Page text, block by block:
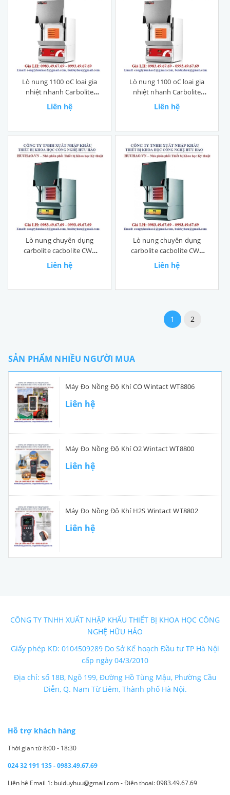
Lò nung 1100 oC loại gia
nhiệt nhanh Carbolite
RWF11/23
Liên hệ
Lò nung 1100 oC loại gia
nhiệt nhanh Carbolite
RWF 11/13
Liên hệ
Lò nung chuyên dụng
carbolite cacbolite CWF
Loại 1300 độ
Liên hệ
Lò nung chuyên dụng
carbolite cacbolite CWF
Loại 1200 độ
Liên hệ
1 2
SẢN PHẨM NHIỀU NGƯỜI MUA
Máy Đo Nồng Độ Khí CO Wintact WT8806
Liên hệ
Máy Đo Nồng Độ Khí O2 Wintact WT8800
Liên hệ
Máy Đo Nồng Độ Khí H2S Wintact WT8802
Liên hệ
CÔNG TY TNHH XUẤT NHẬP KHẨU THIẾT BỊ KHOA HỌC CÔNG
NGHỆ HỮU HẢO
Giấy phép KD: 0104509289 Do Sở Kế hoạch Đầu tư TP Hà Nội
cấp ngày 04/3/2010
Địa chỉ: số 18B, Ngõ 199, Đường Hồ Tùng Mậu, Phường Cầu
Diễn, Q. Nam Từ Liêm, Thành phố Hà Nội.
Hỗ trợ khách hàng
Thời gian từ 8:00 - 18:30
024 32 191 135 - 0983.49.67.69
Liên hệ Email 1: buiduyhuu@gmail.com - Điện thoại: 0983.49.67.69